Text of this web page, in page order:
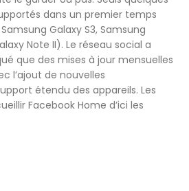
dans un premier temps
Galaxy S3, Samsung
Note II). Le réseau social a
que des mises à jour mensuelles
l’ajout de nouvelles
étendu des appareils. Les
Facebook Home d’ici les